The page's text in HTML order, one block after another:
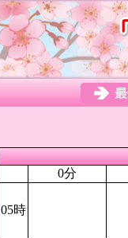
0分
05時